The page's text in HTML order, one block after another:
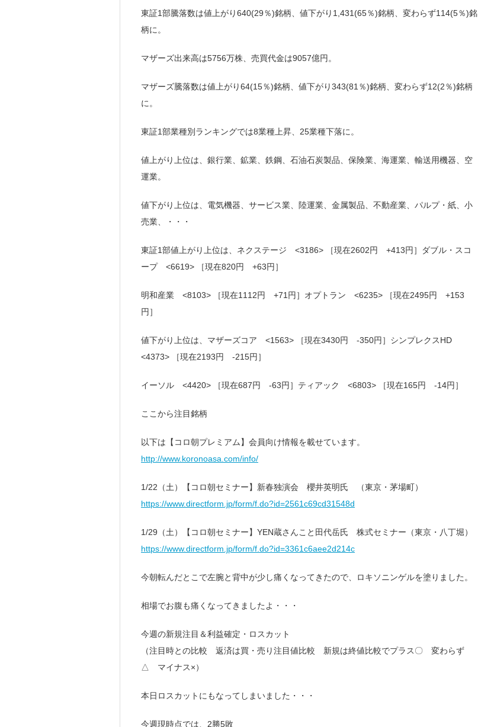
東証1部騰落数は値上がり640(29％)銘柄、値下がり1,431(65％)銘柄、変わらず114(5％)銘
柄に。
マザーズ出来高は5756万株、売買代金は9057億円。
マザーズ騰落数は値上がり64(15％)銘柄、値下がり343(81％)銘柄、変わらず12(2％)銘柄
に。
東証1部業種別ランキングでは8業種上昇、25業種下落に。
値上がり上位は、銀行業、鉱業、鉄鋼、石油石炭製品、保険業、海運業、輸送用機器、空
運業。
値下がり上位は、電気機器、サービス業、陸運業、金属製品、不動産業、パルプ・紙、小
売業、・・・
東証1部値上がり上位は、ネクステージ <3186> ［現在2602円 +413円］ダブル・スコ
ープ <6619> ［現在820円 +63円］
明和産業 <8103> ［現在1112円 +71円］オプトラン <6235> ［現在2495円 +153
円］
値下がり上位は、マザーズコア <1563> ［現在3430円 -350円］シンプレクスHD
<4373> ［現在2193円 -215円］
イーソル <4420> ［現在687円 -63円］ティアック <6803> ［現在165円 -14円］
ここから注目銘柄
以下は【コロ朝プレミアム】会員向け情報を載せています。
http://www.koronoasa.com/info/
1/22（土）【コロ朝セミナー】新春独演会 櫻井英明氏 （東京・茅場町）
https://www.directform.jp/form/f.do?id=2561c69cd31548d
1/29（土）【コロ朝セミナー】YEN蔵さんこと田代岳氏 株式セミナー（東京・八丁堀）
https://www.directform.jp/form/f.do?id=3361c6aee2d214c
今朝転んだとこで左腕と背中が少し痛くなってきたので、ロキソニンゲルを塗りました。
相場でお腹も痛くなってきましたよ・・・
今週の新規注目＆利益確定・ロスカット
（注目時との比較 返済は買・売り注目値比較 新規は終値比較でプラス〇 変わらず
△ マイナス×）
本日ロスカットにもなってしまいました・・・
今週現時点では、2勝5敗